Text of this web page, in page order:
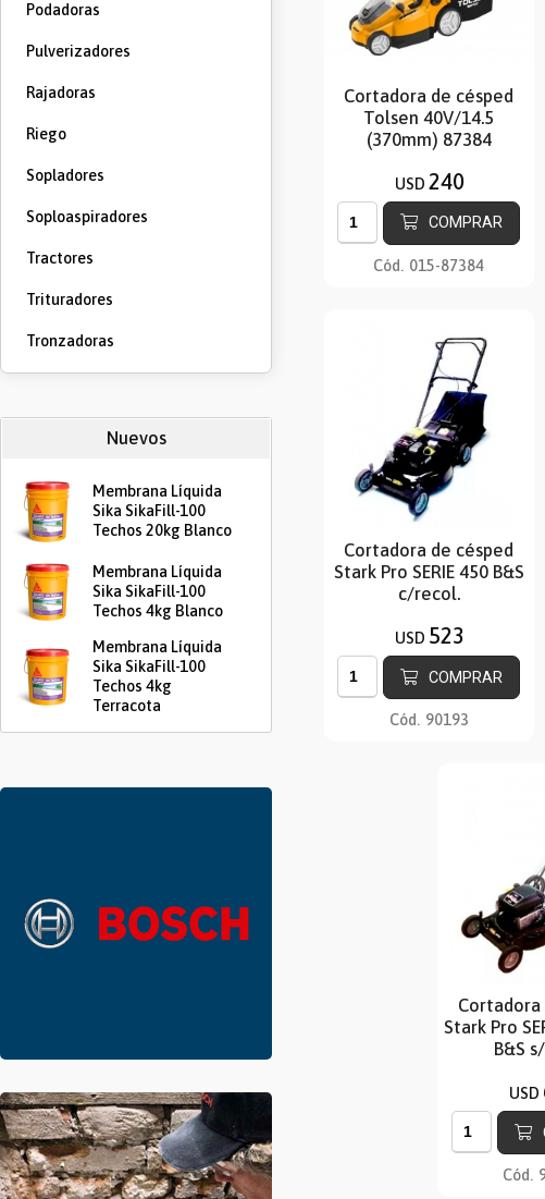
Cortadora de césped
Tolsen 40V/14.5
(370mm) 87384
USD 240
COMPRAR
Cód. 015-87384
Cortadora de césped
Stark Pro SERIE 450 B&S
c/recol.
USD 523
COMPRAR
Cód. 90193
Cortadora
Stark Pro
B&S
USD
Cód.
Podadoras
Pulverizadores
Rajadoras
Riego
Sopladores
Soploaspiradores
Tractores
Trituradores
Tronzadoras
Nuevos
Membrana Líquida
Sika SikaFill-100
Techos 20kg Blanco
Membrana Líquida
Sika SikaFill-100
Techos 4kg Blanco
Membrana Líquida
Sika SikaFill-100
Techos 4kg
Terracota